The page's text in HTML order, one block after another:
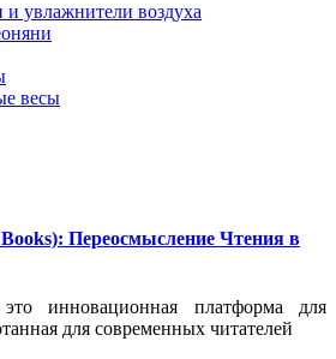
и увлажнители воздуха
весы
Переосмысление Чтения в
инновационная платформа для
для современных читателей